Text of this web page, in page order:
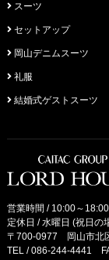
スーツ
セットアップ
岡山デニムスーツ
礼服
結婚式ゲストスーツ
営業時間 / 10:00～
定休日 / 水曜日 (祝日の
〒700-0977 岡山市北
TEL /086-244-4441